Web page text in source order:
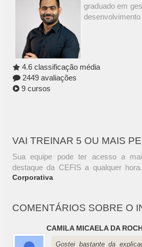
graduado em
desenvolvimento
4.6 classificação média
2449 avaliações
9 cursos
VAI TREINAR 5 OU MAIS
Sua equipe pode ter acesso a
destaque da CEFIS a qualquer hora.
Corporativa
COMENTÁRIOS SOBRE O
CAMILA MICAELA DA
Gostei bastante da